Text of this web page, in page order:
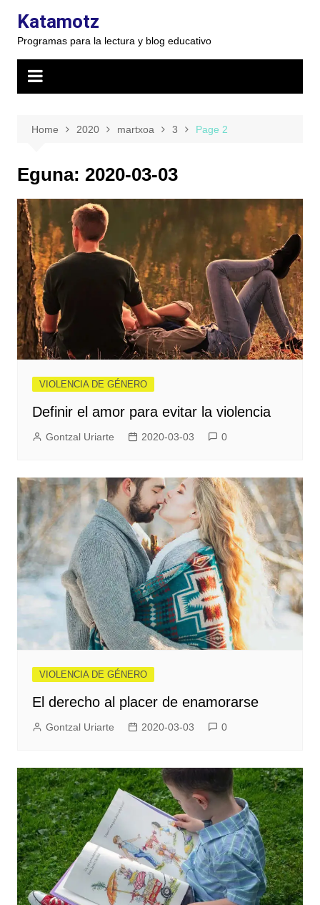
content
Katamotz
Programas para la lectura y blog educativo
Home 2020 martxoa 3 Page 2
Eguna: 2020-03-03
VIOLENCIA DE GÉNERO
Definir el amor para evitar la violencia
Gontzal Uriarte 2020-03-03 0
VIOLENCIA DE GÉNERO
El derecho al placer de enamorarse
Gontzal Uriarte 2020-03-03 0